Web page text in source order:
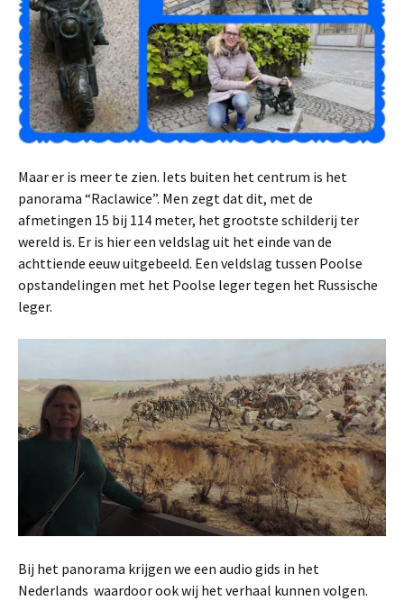
Maar er is meer te zien. Iets buiten het centrum is het
panorama “Raclawice”. Men zegt dat dit, met de
afmetingen 15 bij 114 meter, het grootste schilderij ter
wereld is. Er is hier een veldslag uit het einde van de
achttiende eeuw uitgebeeld. Een veldslag tussen Poolse
opstandelingen met het Poolse leger tegen het Russische
leger.
Bij het panorama krijgen we een audio gids in het
Nederlands waardoor ook wij het verhaal kunnen volgen.